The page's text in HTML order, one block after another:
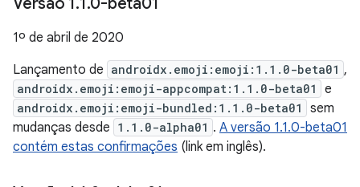
1º de abril de 2020
Lançamento de androidx.emoji:emoji:1.1.0-beta01 ,
androidx.emoji:emoji-appcompat:1.1.0-beta01 e
androidx.emoji:emoji-bundled:1.1.0-beta01
sem
mudanças desde 1.1.0-alpha01 . A versão 1.1.0-beta01
contém estas confirmações (link em inglês).